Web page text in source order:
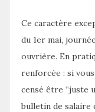
Ce caractère
du 1er mai,
ouvrière. En
renforcée : si
censé être “juste
bulletin de